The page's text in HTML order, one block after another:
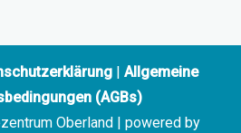
| Allgemeine
(AGBs)
Oberland | powered by